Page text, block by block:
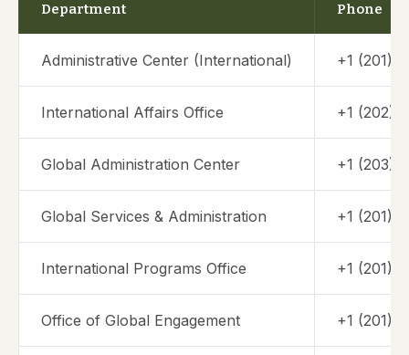
Department Phone
Administrative Center (International) +1 (201)
International Affairs Office +1 (202)
Global Administration Center +1 (203)
Global Services & Administration +1 (201)
International Programs Office +1 (201)
Office of Global Engagement +1 (201)